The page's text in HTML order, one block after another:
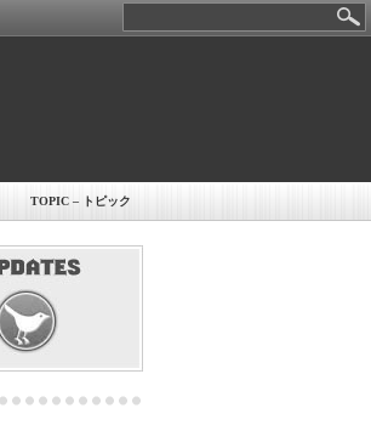
TOPIC – トピック